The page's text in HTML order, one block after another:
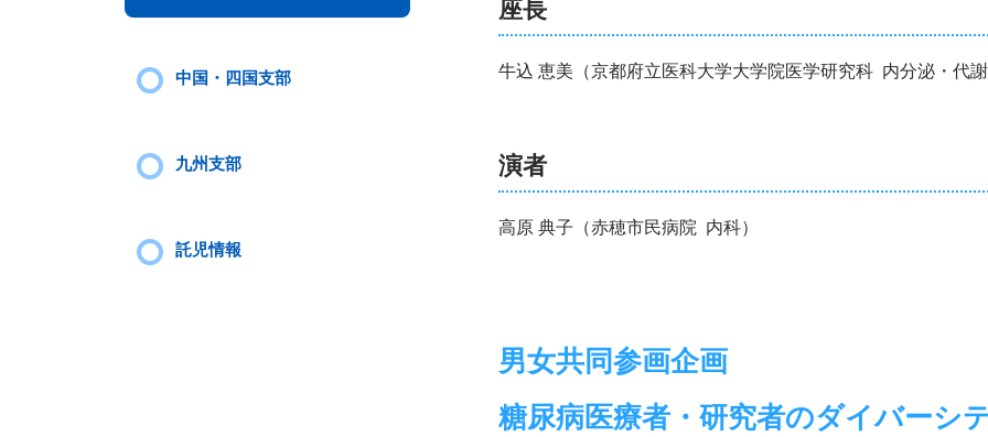
中国・四国支部
九州支部
託児情報
座長
牛込 恵美（京都府立医科大学大学院医学研究科 内分泌・代謝
演者
高原 典子（赤穂市民病院 内科）
男女共同参画企画
糖尿病医療者・研究者のダイバーシ